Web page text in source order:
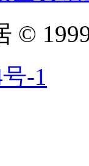
©
-1